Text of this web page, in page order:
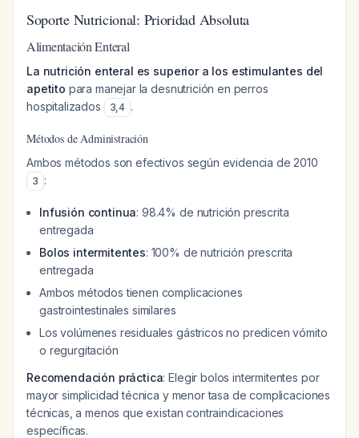
Soporte Nutricional: Prioridad Absoluta
Alimentación Enteral
La nutrición enteral es superior a los estimulantes del
apetito para manejar la desnutrición en perros
hospitalizados
3,4 .
Métodos de Administración
Ambos métodos son efectivos según evidencia de 2010
3 :
Infusión continua: 98.4% de nutrición prescrita
entregada
Bolos intermitentes: 100% de nutrición prescrita
entregada
Ambos métodos tienen complicaciones
gastrointestinales similares
Los volúmenes residuales gástricos no predicen vómito
o regurgitación
Recomendación práctica: Elegir bolos intermitentes por
mayor simplicidad técnica y menor tasa de complicaciones
técnicas, a menos que existan contraindicaciones
específicas.